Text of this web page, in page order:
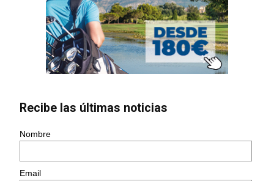
Recibe las últimas noticias
Nombre
Email